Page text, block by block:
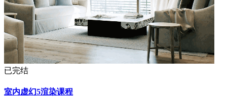
已完结
室内虚幻5渲染课程